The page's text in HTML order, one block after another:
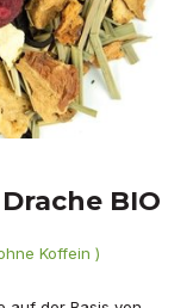
BIO
Koffein )